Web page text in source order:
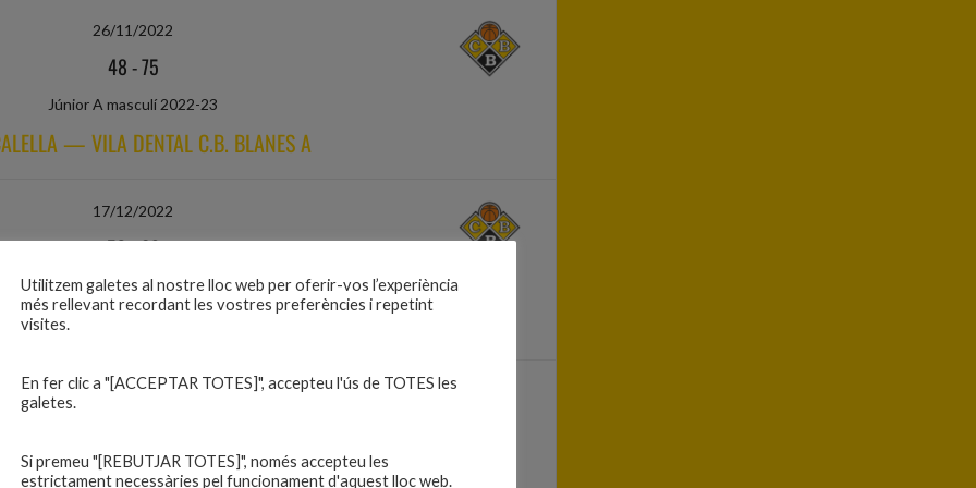
26/11/2022
48-75
Júnior A masculí 2022-23
— VILA DENTAL C.B. BLANES A
17/12/2022
53-69
Júnior A masculí 2022-23
COLOMA — VILA DENTAL C.B. BLANES A
11/01/2023
Júnior A masculí 2022-23
Utilitzem galetes al nostre lloc web per oferir-vos l’experiència
més rellevant recordant les vostres preferències i repetint
visites.
En fer clic a "[ACCEPTAR TOTES]", accepteu l'ús de TOTES les
galetes.
Si premeu "[REBUTJAR TOTES]", només accepteu les
estrictament necessàries pel funcionament d'aquest lloc web.